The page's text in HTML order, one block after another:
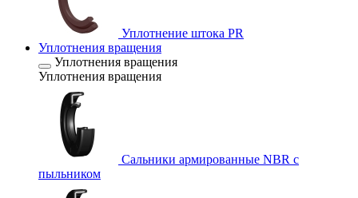
Уплотнение штока PR
Уплотнения вращения
Уплотнения вращения
Уплотнения вращения
Сальники армированные NBR с
пыльником